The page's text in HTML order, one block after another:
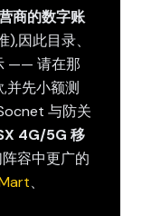
商的数字账
因此目录、
—— 请在那
并先小额测
与防关
4G/5G 移
容中更广的
、